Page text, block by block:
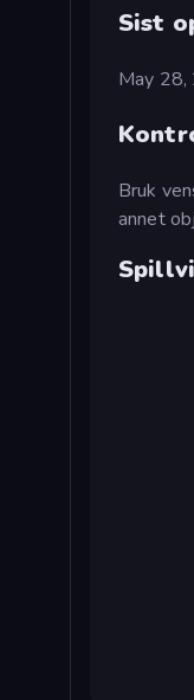
Sist
May
Bruk
annet